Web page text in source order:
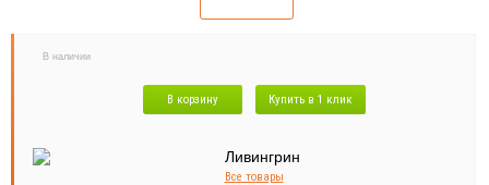
В наличии
В корзину Купить в 1 клик
Все товары